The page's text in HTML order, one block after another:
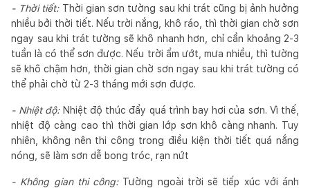
- Thời tiết:Thời gian sơn tường sau khi trát cũng bị ảnh hưởng
nhiều bởi thời tiết. Nếu trời nắng, khô ráo, thì thời gian chờ sơn
ngay sau khi trát tường sẽ khô nhanh hơn, chỉ cần khoảng 2-3
tuần là có thể sơn được. Nếu trời ẩm ướt, mưa nhiều, thì tường
sẽ khô chậm hơn, thời gian chờ sơn ngay sau khi trát tường có
thể phải chờ từ 2-3 tháng mới sơn được.
- Nhiệt độ:Nhiệt độ thúc đẩy quá trình bay hơi của sơn. Vì thế,
nhiệt độ càng cao thì thời gian lớp sơn khô càng nhanh. Tuy
nhiên, không nên thi công trong điều kiện thời tiết quá nắng
nóng, sẽ làm sơn dễ bong tróc, rạn nứt
- Không gian thi công:Tường ngoài trời sẽ tiếp xúc với ánh